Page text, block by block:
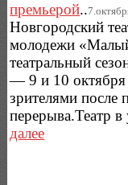
премьерой..
Новгородский
молодежи
театральный
— 9 и 10 октября
зрителями после
перерыва.Театр
далее